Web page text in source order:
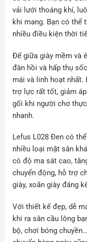
vải lưới thoáng khí,
khi mang. Bạn có thể
nhiều điều kiện thời
Đế giữa giày mềm và
đàn hồi và hấp thụ
mái và linh hoạt nhất.
trợ lực rất tốt, giảm
gối khi người chơ
nhanh.
Lefus L028 Đen có
nhiều loại mặt sân
có độ ma sát cao,
chuyển động, hỗ trợ
giày, xoắn giày đáng
Với thiết kế đẹp, dễ
khi ra sân cầu lông
bộ, chơi bóng